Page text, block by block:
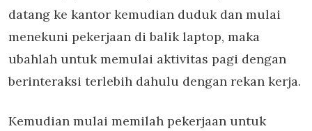
datang ke kantor kemudian duduk dan mulai
menekuni pekerjaan di balik laptop, maka
ubahlah untuk memulai aktivitas pagi dengan
berinteraksi terlebih dahulu dengan rekan kerja.
Kemudian mulai memilah pekerjaan untuk